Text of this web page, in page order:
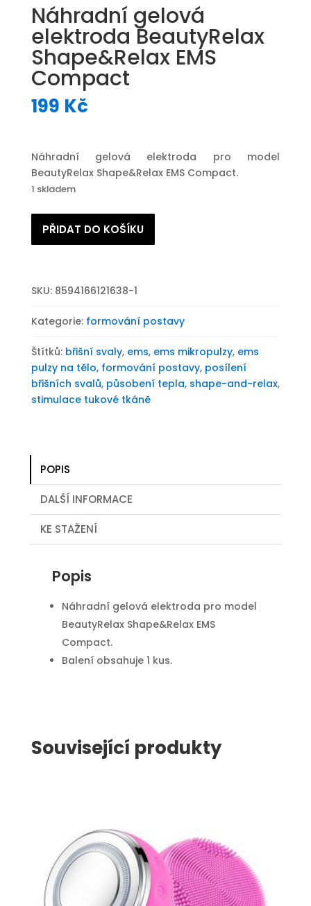
Náhradní gelová
elektroda BeautyRelax
Shape&Relax EMS
Compact
199 Kč
Náhradní gelová elektroda pro model
BeautyRelax Shape&Relax EMS Compact.
1 skladem
Náhradní
gelová
Shape&Relax
Compact
množství
PŘIDAT DO KOŠÍKU
SKU: 8594166121638-1
Kategorie: formování postavy
Štítků: břišní svaly, ems, ems mikropulzy, ems
pulzy na tělo, formování postavy, posílení
břišních svalů, působení tepla, shape-and-relax,
stimulace tukové tkáně
POPIS
DALŠÍ INFORMACE
KE STAŽENÍ
Popis
Náhradní gelová elektroda pro model
BeautyRelax Shape&Relax EMS
Compact.
Balení obsahuje 1 kus.
Související produkty